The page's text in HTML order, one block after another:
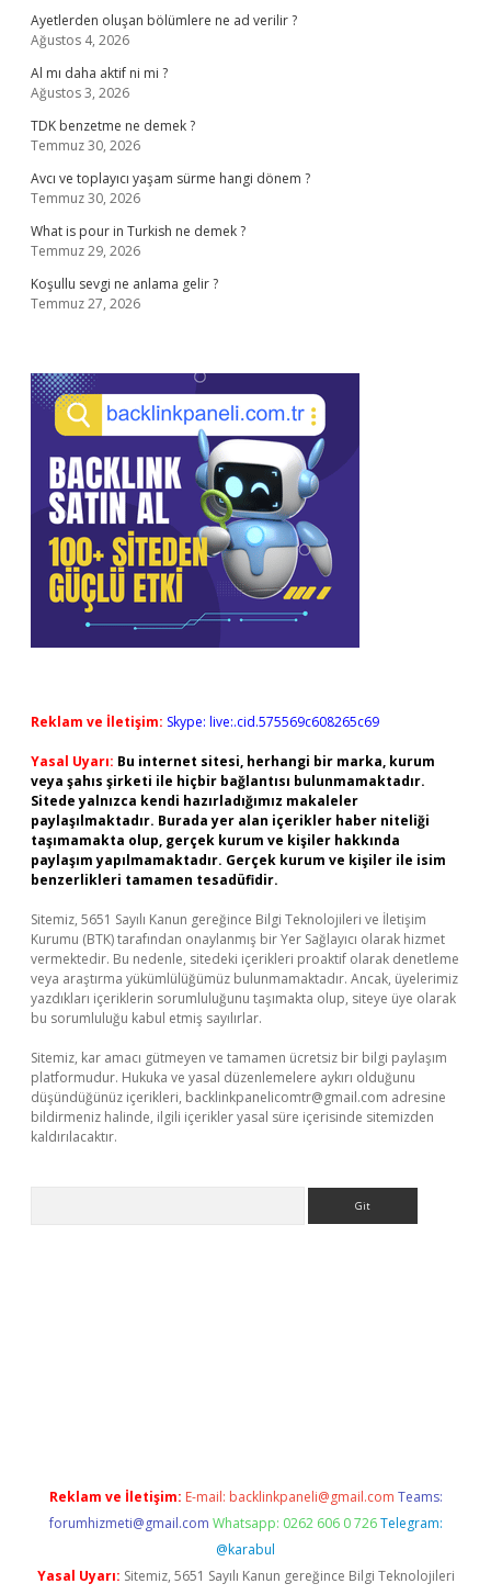
Ayetlerden oluşan bölümlere ne ad verilir ?
Ağustos 4, 2026
Al mı daha aktif ni mi ?
Ağustos 3, 2026
TDK benzetme ne demek ?
Temmuz 30, 2026
Avcı ve toplayıcı yaşam sürme hangi dönem ?
Temmuz 30, 2026
What is pour in Turkish ne demek ?
Temmuz 29, 2026
Koşullu sevgi ne anlama gelir ?
Temmuz 27, 2026
Reklam ve İletişim: Skype: live:.cid.575569c608265c69
Yasal Uyarı: Bu internet sitesi, herhangi bir marka, kurum
veya şahıs şirketi ile hiçbir bağlantısı bulunmamaktadır.
Sitede yalnızca kendi hazırladığımız makaleler
paylaşılmaktadır. Burada yer alan içerikler haber niteliği
taşımamakta olup, gerçek kurum ve kişiler hakkında
paylaşım yapılmamaktadır. Gerçek kurum ve kişiler ile isim
benzerlikleri tamamen tesadüfidir.
Sitemiz, 5651 Sayılı Kanun gereğince Bilgi Teknolojileri ve İletişim
Kurumu (BTK) tarafından onaylanmış bir Yer Sağlayıcı olarak hizmet
vermektedir. Bu nedenle, sitedeki içerikleri proaktif olarak denetleme
veya araştırma yükümlülüğümüz bulunmamaktadır. Ancak, üyelerimiz
yazdıkları içeriklerin sorumluluğunu taşımakta olup, siteye üye olarak
bu sorumluluğu kabul etmiş sayılırlar.
Sitemiz, kar amacı gütmeyen ve tamamen ücretsiz bir bilgi paylaşım
platformudur. Hukuka ve yasal düzenlemelere aykırı olduğunu
düşündüğünüz içerikleri, backlinkpanelicomtr@gmail.com adresine
bildirmeniz halinde, ilgili içerikler yasal süre içerisinde sitemizden
kaldırılacaktır.
Reklam ve İletişim: E-mail: backlinkpaneli@gmail.com Teams:
forumhizmeti@gmail.com Whatsapp: 0262 606 0 726 Telegram:
@karabul
Yasal Uyarı: Sitemiz, 5651 Sayılı Kanun gereğince Bilgi Teknolojileri